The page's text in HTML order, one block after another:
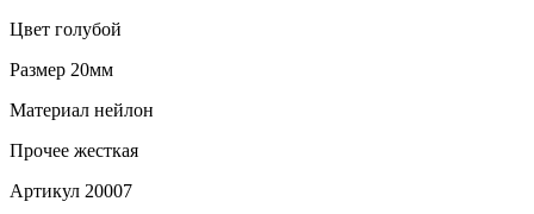
Цвет голубой
Размер 20мм
Материал нейлон
Прочее жесткая
Артикул 20007